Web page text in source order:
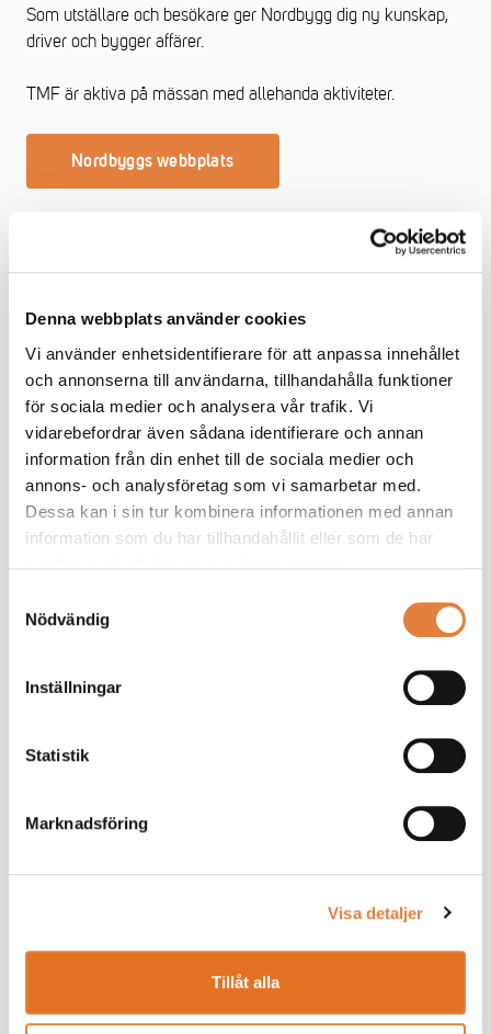
Denna webbplats använder cookies
Vi använder enhetsidentifierare för att anpassa innehållet
och annonserna till användarna, tillhandahålla funktioner
för sociala medier och analysera vår trafik. Vi
vidarebefordrar även sådana identifierare och annan
information från din enhet till de sociala medier och
annons- och analysföretag som vi samarbetar med.
Dessa kan i sin tur kombinera informationen med annan
information som du har tillhandahållit eller som de har
Nödvändig
Inställningar
Statistik
Marknadsföring
Visa detaljer
Tillåt alla
Som utställare och besökare ger Nordbygg dig ny kunskap,
driver och bygger affärer.
TMF är aktiva på mässan med allehanda aktiviteter.
Nordbyggs webbplats
Som medlem får du ta del av
Vi ger dig ett effektivt stöd som chef. Tillsammans
Ta de lav branschanpassade kollektivavtal som
Saknar du ett medlemskonto?Registrera här